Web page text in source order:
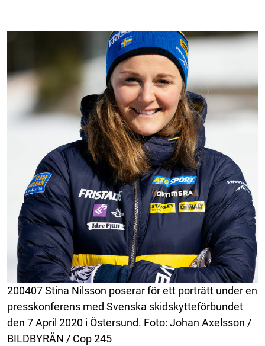
200407 Stina Nilsson poserar för ett porträtt under en
presskonferens med Svenska skidskytteförbundet
den 7 April 2020 i Östersund. Foto: Johan Axelsson /
BILDBYRÅN / Cop 245